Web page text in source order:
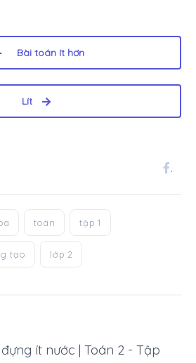
Bài toán ít hơn
Lít
.
toán tập 1
tạo lớp 2
ít nước | Toán 2 - Tập